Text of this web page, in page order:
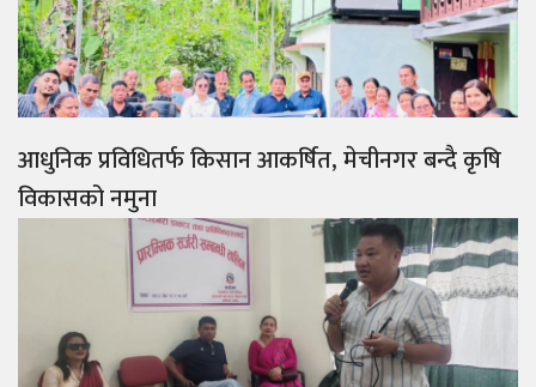
आधुनिक प्रविधितर्फ किसान आकर्षित, मेचीनगर बन्दै कृषि
विकासको नमुना